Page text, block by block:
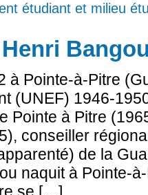
étudiant et milieu
à Pointe-à-Pitre
(UNEF) 1946-
Pointe à Pitre
conseiller
de la
naquit à Pointe-